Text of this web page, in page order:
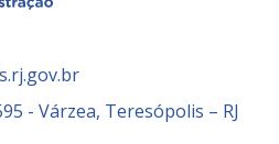
- Várzea, Teresópolis – RJ